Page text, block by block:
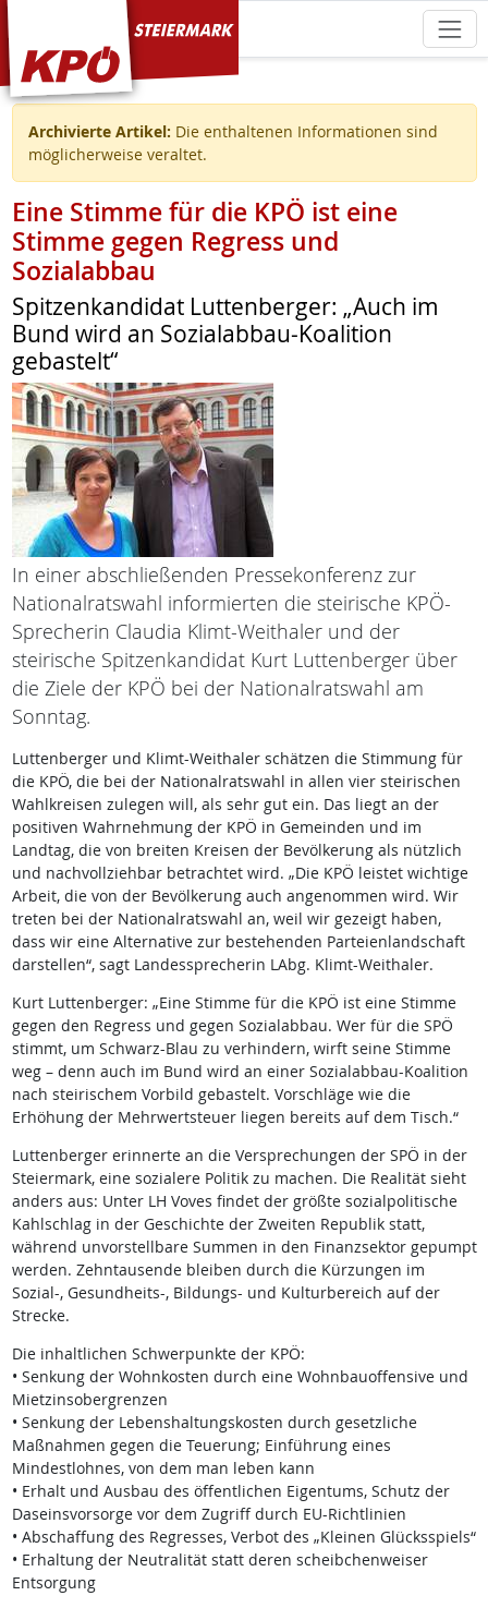
KPÖ Steiermark
Archivierte Artikel: Die enthaltenen Informationen sind
möglicherweise veraltet.
Eine Stimme für die KPÖ ist eine
Stimme gegen Regress und
Sozialabbau
Spitzenkandidat Luttenberger: „Auch im
Bund wird an Sozialabbau-Koalition
gebastelt“
In einer abschließenden Pressekonferenz zur
Nationalratswahl informierten die steirische KPÖ-
Sprecherin Claudia Klimt-Weithaler und der
steirische Spitzenkandidat Kurt Luttenberger über
die Ziele der KPÖ bei der Nationalratswahl am
Sonntag.
Luttenberger und Klimt-Weithaler schätzen die Stimmung für
die KPÖ, die bei der Nationalratswahl in allen vier steirischen
Wahlkreisen zulegen will, als sehr gut ein. Das liegt an der
positiven Wahrnehmung der KPÖ in Gemeinden und im
Landtag, die von breiten Kreisen der Bevölkerung als nützlich
und nachvollziehbar betrachtet wird. „Die KPÖ leistet wichtige
Arbeit, die von der Bevölkerung auch angenommen wird. Wir
treten bei der Nationalratswahl an, weil wir gezeigt haben,
dass wir eine Alternative zur bestehenden Parteienlandschaft
darstellen“, sagt Landessprecherin LAbg. Klimt-Weithaler.
Kurt Luttenberger: „Eine Stimme für die KPÖ ist eine Stimme
gegen den Regress und gegen Sozialabbau. Wer für die SPÖ
stimmt, um Schwarz-Blau zu verhindern, wirft seine Stimme
weg – denn auch im Bund wird an einer Sozialabbau-Koalition
nach steirischem Vorbild gebastelt. Vorschläge wie die
Erhöhung der Mehrwertsteuer liegen bereits auf dem Tisch.“
Luttenberger erinnerte an die Versprechungen der SPÖ in der
Steiermark, eine sozialere Politik zu machen. Die Realität sieht
anders aus: Unter LH Voves findet der größte sozialpolitische
Kahlschlag in der Geschichte der Zweiten Republik statt,
während unvorstellbare Summen in den Finanzsektor gepumpt
werden. Zehntausende bleiben durch die Kürzungen im
Sozial-, Gesundheits-, Bildungs- und Kulturbereich auf der
Strecke.
Die inhaltlichen Schwerpunkte der KPÖ:
• Senkung der Wohnkosten durch eine Wohnbauoffensive und
Mietzinsobergrenzen
• Senkung der Lebenshaltungskosten durch gesetzliche
Maßnahmen gegen die Teuerung; Einführung eines
Mindestlohnes, von dem man leben kann
• Erhalt und Ausbau des öffentlichen Eigentums, Schutz der
Daseinsvorsorge vor dem Zugriff durch EU-Richtlinien
• Abschaffung des Regresses, Verbot des „Kleinen Glücksspiels“
• Erhaltung der Neutralität statt deren scheibchenweiser
Entsorgung